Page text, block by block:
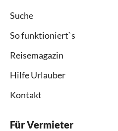
Suche
So funktioniert`s
Reisemagazin
Hilfe Urlauber
Kontakt
Für Vermieter